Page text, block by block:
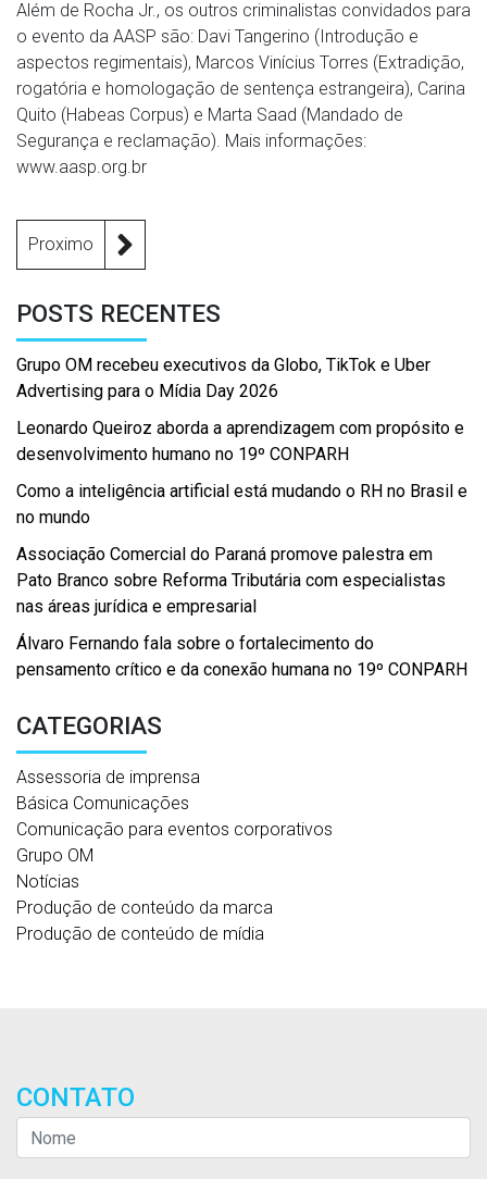
Além de Rocha Jr., os outros criminalistas convidados para
o evento da AASP são: Davi Tangerino (Introdução e
aspectos regimentais), Marcos Vinícius Torres (Extradição,
rogatória e homologação de sentença estrangeira), Carina
Quito (Habeas Corpus) e Marta Saad (Mandado de
Segurança e reclamação). Mais informações:
www.aasp.org.br
Proximo
POSTS RECENTES
Grupo OM recebeu executivos da Globo, TikTok e Uber
Advertising para o Mídia Day 2026
Leonardo Queiroz aborda a aprendizagem com propósito e
desenvolvimento humano no 19º CONPARH
Como a inteligência artificial está mudando o RH no Brasil e
no mundo
Associação Comercial do Paraná promove palestra em
Pato Branco sobre Reforma Tributária com especialistas
nas áreas jurídica e empresarial
Álvaro Fernando fala sobre o fortalecimento do
pensamento crítico e da conexão humana no 19º CONPARH
CATEGORIAS
Assessoria de imprensa
Básica Comunicações
Comunicação para eventos corporativos
Grupo OM
Notícias
Produção de conteúdo da marca
Produção de conteúdo de mídia
CONTATO